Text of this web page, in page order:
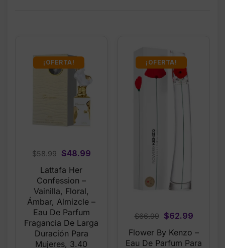
¡OFERTA!
$58.99
Original
price
was:
$58.99.
$48.99Current
Lattafa Her
Confession –
Vainilla, Floral,
Ámbar, Almizcle –
Eau De Parfum
Fragancia De Larga
Duración Para
Mujeres, 3.40
¡OFERTA!
$66.99
Original
price
was:
$62.99Current
is:
Flower By Kenzo –
Eau De Parfum Para